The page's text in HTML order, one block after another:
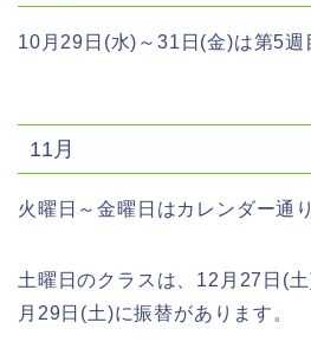
10月29日(水)～31日(金)は第5週
11月
火曜日～金曜日はカレンダー通
土曜日のクラスは、12月27日(
月29日(土)に振替があります。